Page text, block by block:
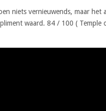
niets vernieuwends, maar het
waard. 84 / 100 ( Temple